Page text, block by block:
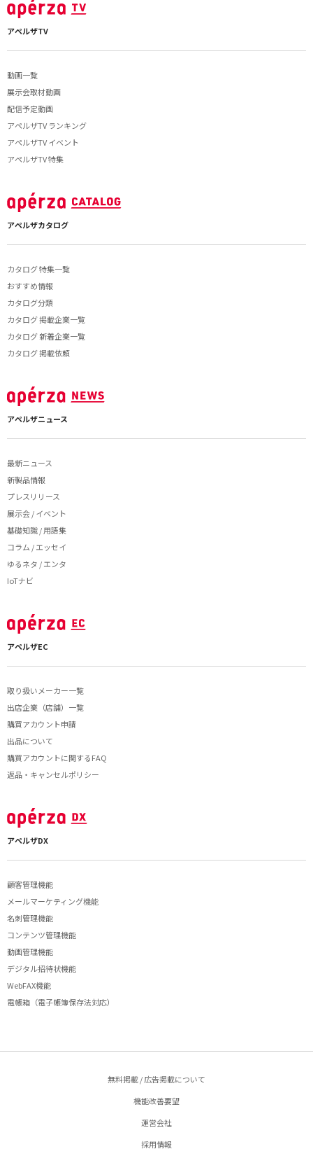
アペルザTV
動画一覧
展示会取材動画
配信予定動画
アペルザTV ランキング
アペルザTV イベント
アペルザTV 特集
アペルザカタログ
カタログ 特集一覧
おすすめ情報
カタログ分類
カタログ 掲載企業一覧
カタログ 新着企業一覧
カタログ 掲載依頼
アペルザニュース
最新ニュース
新製品情報
プレスリリース
展示会 / イベント
基礎知識 / 用語集
コラム / エッセイ
ゆるネタ / エンタ
IoTナビ
アペルザEC
取り扱いメーカー一覧
出店企業（店舗）一覧
購買アカウント申請
出品について
購買アカウントに関するFAQ
返品・キャンセルポリシー
アペルザDX
顧客管理機能
メールマーケティング機能
名刺管理機能
コンテンツ管理機能
動画管理機能
デジタル招待状機能
WebFAX機能
電帳箱（電子帳簿保存法対応）
無料掲載 / 広告掲載について
機能改善要望
運営会社
採用情報